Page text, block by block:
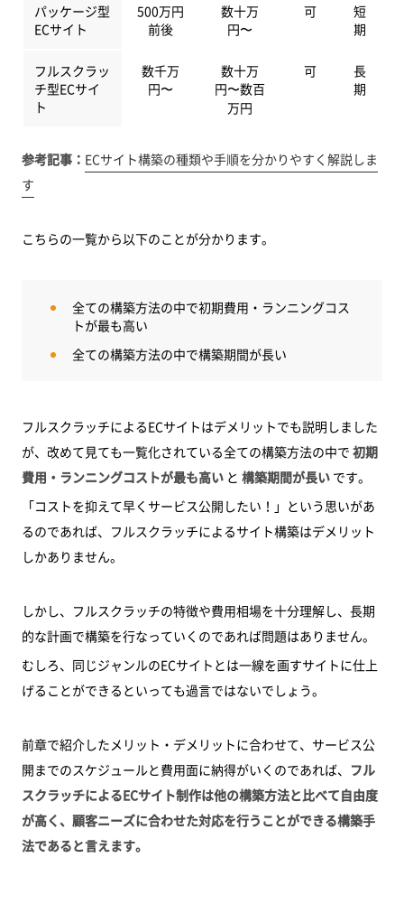
パッケージ型
ECサイト
500万円
前後
数十万
円〜
可
短
期
フルスクラッ
チ型ECサイ
ト
数千万
円〜
数十万
円〜数百
万円
可
長
期
参考記事： ECサイト構築の種類や手順を分かりやすく解説しま
す
こちらの一覧から以下のことが分かります。
全ての構築方法の中で初期費用・ランニングコス
トが最も高い
全ての構築方法の中で構築期間が長い
フルスクラッチによるECサイトはデメリットでも説明しました
が、改めて見ても一覧化されている全ての構築方法の中で 初期
費用・ランニングコストが最も高い と 構築期間が長い です。
「コストを抑えて早くサービス公開したい！」という思いがあ
るのであれば、フルスクラッチによるサイト構築はデメリット
しかありません。
しかし、フルスクラッチの特徴や費用相場を十分理解し、長期
的な計画で構築を行なっていくのであれば問題はありません。
むしろ、同じジャンルのECサイトとは一線を画すサイトに仕上
げることができるといっても過言ではないでしょう。
前章で紹介したメリット・デメリットに合わせて、サービス公
開までのスケジュールと費用面に納得がいくのであれば、 フル
スクラッチによるECサイト制作は他の構築方法と比べて自由度
が高く、顧客ニーズに合わせた対応を行うことができる構築手
法であると言えます。